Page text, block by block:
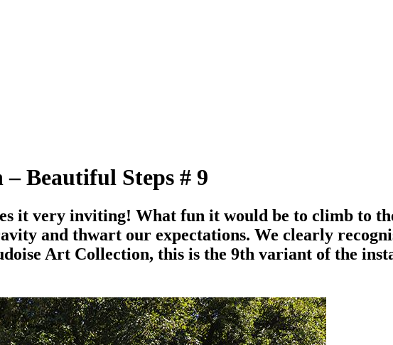
Beautiful Steps # 9
it very inviting! What fun it would be to climb to
and thwart our expectations. We clearly
Art Collection, this is the 9th variant of the